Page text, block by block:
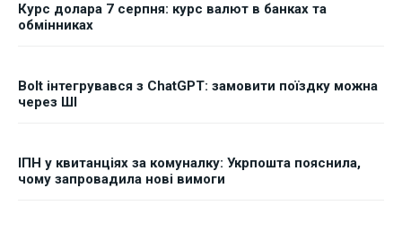
Курс долара 7 серпня: курс валют в банках та
обмінниках
Bolt інтегрувався з ChatGPT: замовити поїздку можна
через ШІ
ІПН у квитанціях за комуналку: Укрпошта пояснила,
чому запровадила нові вимоги